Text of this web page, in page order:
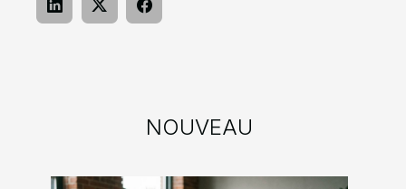
NOUVEAU